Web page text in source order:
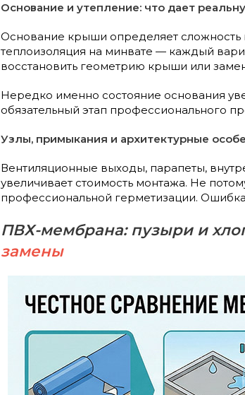
Основание и утепление: что дает
Основание крыши определяет сложность
теплоизоляция на минвате — каждый
восстановить геометрию крыши или
Нередко именно состояние основания
обязательный этап профессионального
Узлы, примыкания и архитектурные
Вентиляционные выходы, парапеты,
увеличивает стоимость монтажа. Не
профессиональной герметизации.
ПВХ-мембрана: пузыри и
замены